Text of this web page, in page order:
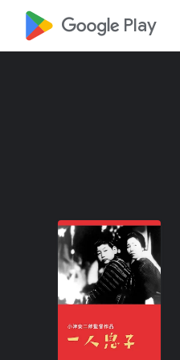
google_logo Play